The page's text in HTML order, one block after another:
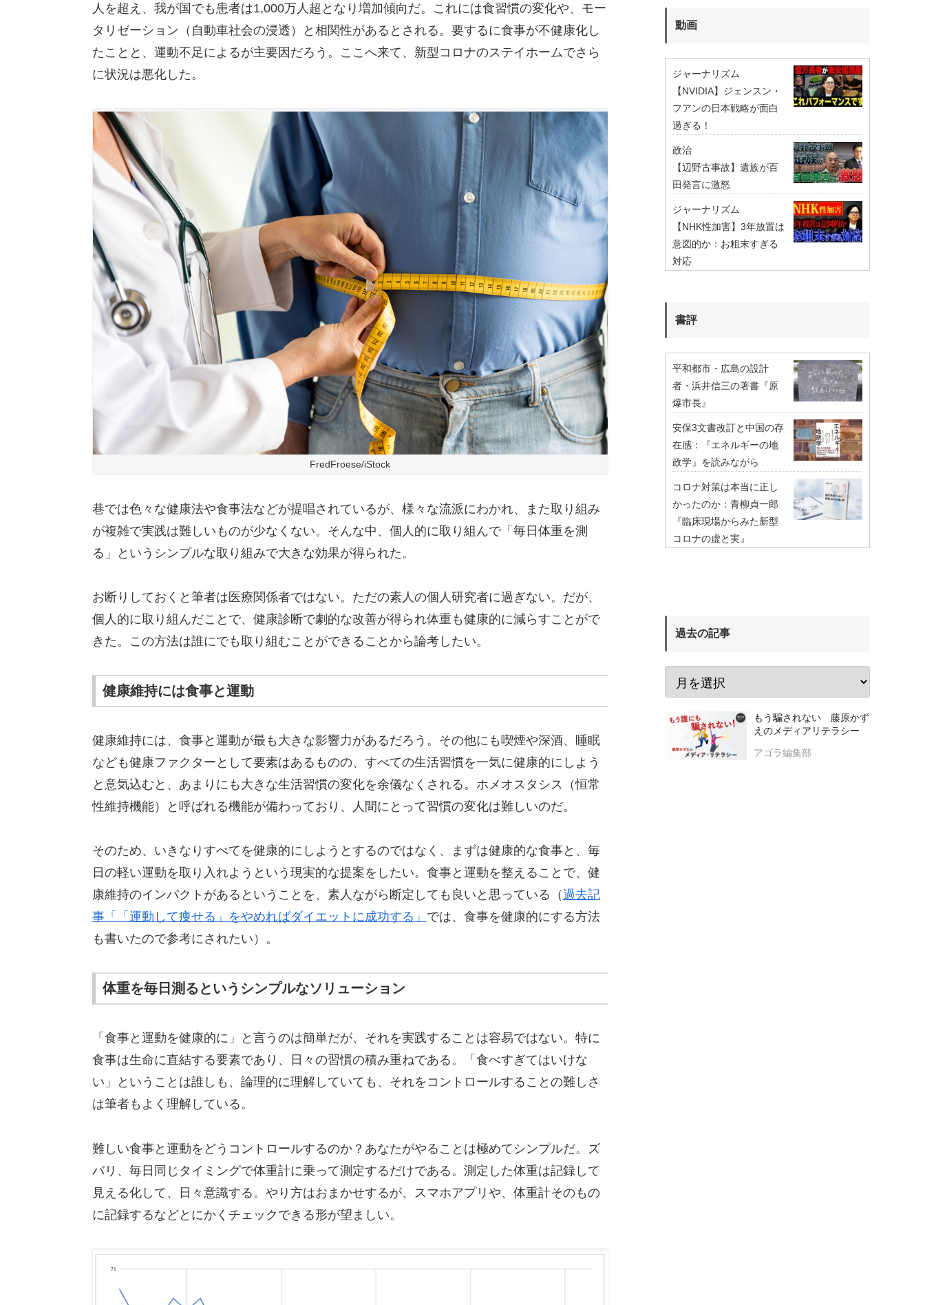
人を超え、我が国でも患者は1,000万人超となり増加傾向だ。これには食習慣の変化や、モー
タリゼーション（自動車社会の浸透）と相関性があるとされる。要するに食事が不健康化し
たことと、運動不足によるが主要因だろう。ここへ来て、新型コロナのステイホームでさら
に状況は悪化した。
FredFroese/iStock
巷では色々な健康法や食事法などが提唱されているが、様々な流派にわかれ、また取り組み
が複雑で実践は難しいものが少なくない。そんな中、個人的に取り組んで「毎日体重を測
る」というシンプルな取り組みで大きな効果が得られた。
お断りしておくと筆者は医療関係者ではない。ただの素人の個人研究者に過ぎない。だが、
個人的に取り組んだことで、健康診断で劇的な改善が得られ体重も健康的に減らすことがで
きた。この方法は誰にでも取り組むことができることから論考したい。
健康維持には食事と運動
健康維持には、食事と運動が最も大きな影響力があるだろう。その他にも喫煙や深酒、睡眠
なども健康ファクターとして要素はあるものの、すべての生活習慣を一気に健康的にしよう
と意気込むと、あまりにも大きな生活習慣の変化を余儀なくされる。ホメオスタシス（恒常
性維持機能）と呼ばれる機能が備わっており、人間にとって習慣の変化は難しいのだ。
そのため、いきなりすべてを健康的にしようとするのではなく、まずは健康的な食事と、毎
日の軽い運動を取り入れようという現実的な提案をしたい。食事と運動を整えることで、健
康維持のインパクトがあるということを、素人ながら断定しても良いと思っている（過去記
事「「運動して痩せる」をやめればダイエットに成功する」 では、食事を健康的にする方法
も書いたので参考にされたい）。
体重を毎日測るというシンプルなソリューション
「食事と運動を健康的に」と言うのは簡単だが、それを実践することは容易ではない。特に
食事は生命に直結する要素であり、日々の習慣の積み重ねである。「食べすぎてはいけな
い」ということは誰しも、論理的に理解していても、それをコントロールすることの難しさ
は筆者もよく理解している。
難しい食事と運動をどうコントロールするのか？あなたがやることは極めてシンプルだ。ズ
バリ、毎日同じタイミングで体重計に乗って測定するだけである。測定した体重は記録して
見える化して、日々意識する。やり方はおまかせするが、スマホアプリや、体重計そのもの
に記録するなどとにかくチェックできる形が望ましい。
動画
ジャーナリズム
【NVIDIA】ジェンスン・
フアンの日本戦略が面白
過ぎる！
政治
【辺野古事故】遺族が百
田発言に激怒
ジャーナリズム
【NHK性加害】3年放置は
意図的か：お粗末すぎる
対応
書評
平和都市・広島の設計
者・浜井信三の著書『原
爆市長』
安保3文書改訂と中国の存
在感：『エネルギーの地
政学』を読みながら
コロナ対策は本当に正し
かったのか：青柳貞一郎
『臨床現場からみた新型
コロナの虚と実』
過去の記事
もう騙されない 藤原かず
えのメディアリテラシー
アゴラ編集部